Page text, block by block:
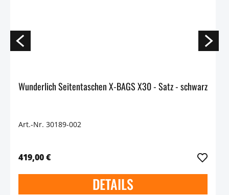
Wunderlich Seitentaschen X-BAGS X30 - Satz - schwarz
Art.-Nr. 30189-002
419,00 €
DETAILS